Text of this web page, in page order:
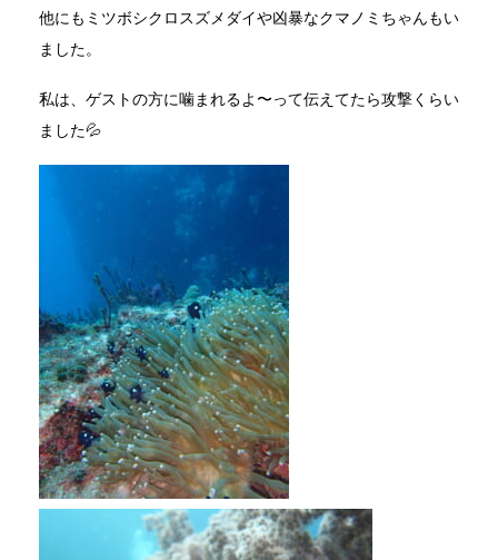
他にもミツボシクロスズメダイや凶暴なクマノミちゃんもい
ました。
私は、ゲストの方に噛まれるよ〜って伝えてたら攻撃くらい
ました💦